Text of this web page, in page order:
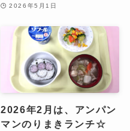
2026年5月1日
2026年2月は、アンパン
マンのりまきランチ☆